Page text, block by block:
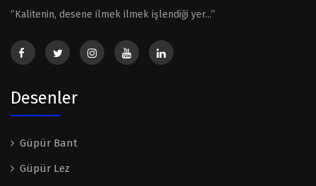
‘’Kalitenin, desene ilmek ilmek işlendiği yer...’’
Desenler
Güpür Bant
Güpür Lez